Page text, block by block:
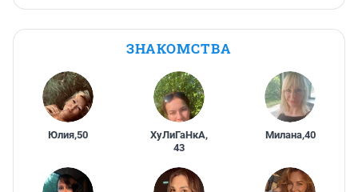
ЗНАКОМСТВА
Юлия,50 ХуЛиГаНкА,
43
Милана,40